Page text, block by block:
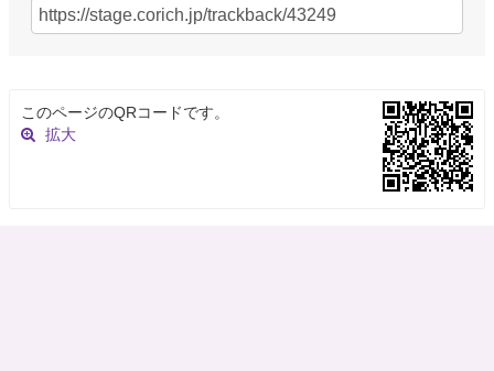
このページのQRコードです。
拡大